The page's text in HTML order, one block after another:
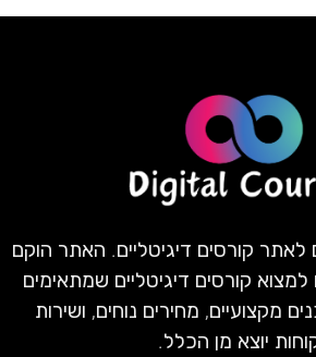
לאתר קורסים דיגיטליים. האתר הוקם
קורסים דיגיטליים שמתאימים
מקצועיים, מחירים נוחים, ושירות
יוצא מן הכלל.